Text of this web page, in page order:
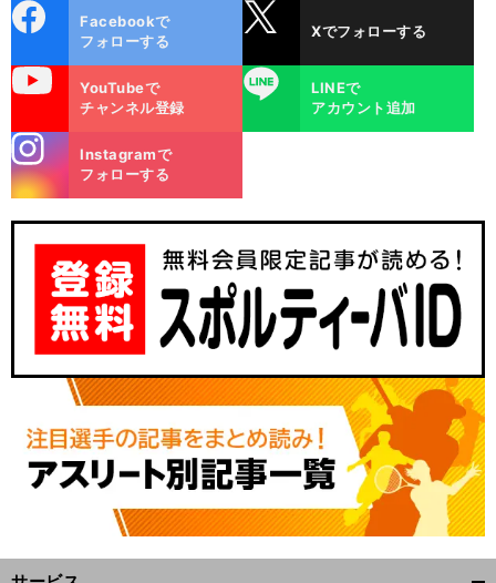
ok
Facebookで
フォローする
Xでフォローする
YouTubeで
チャンネル登録
LINE
LINEで
アカウント追加
m
Instagramで
フォローする